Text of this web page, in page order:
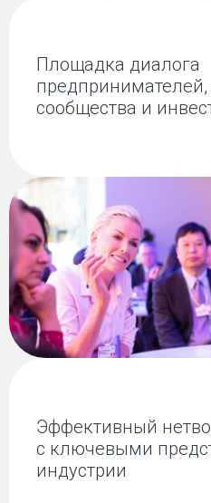
Площадка диалога
предпринимателей,
сообщества и
Эффективный
с ключевыми
индустрии